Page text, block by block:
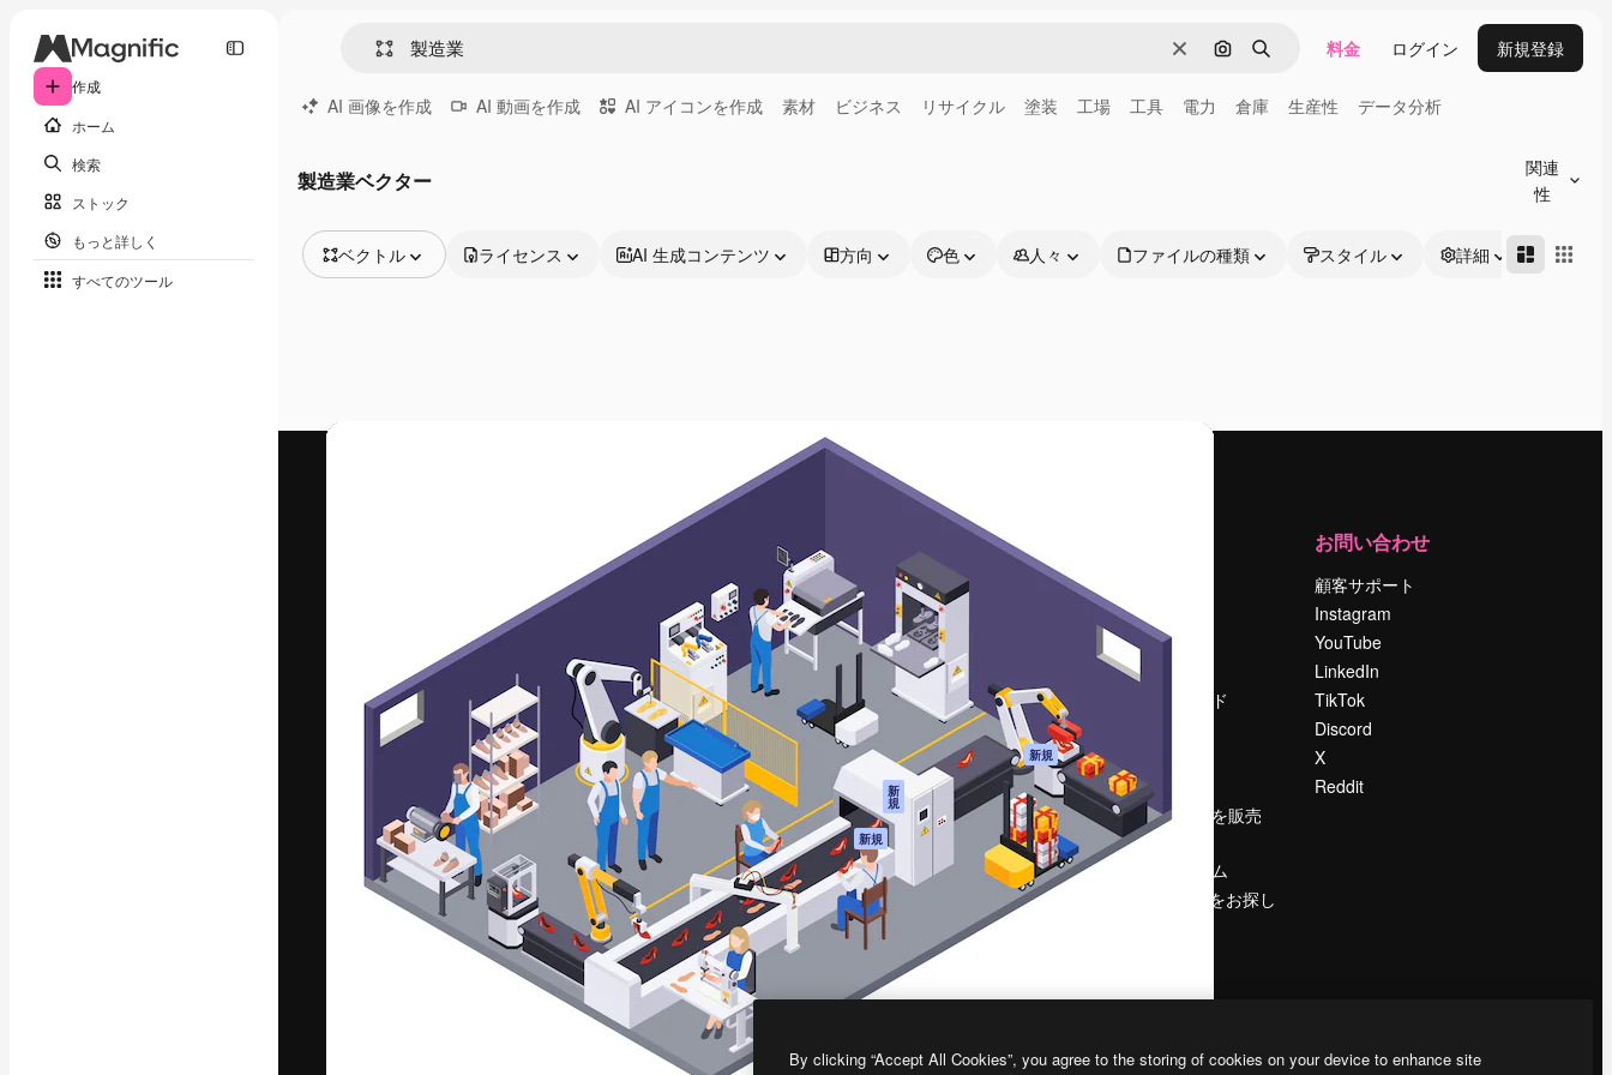
作成
ホーム
検索
ストック
もっと詳しく
すべてのツール
消去 画像で検索
検索 料金 ログイン 新規登録
AI 画像を作成 AI 動画を作成 AI アイコンを作成 素材 ビジネス リサイクル 塗装 工場 工具 電力 倉庫 生産性 データ分析
製造業ベクター
関連
性
ベクトル
動画
ライセンス AI 生成コンテンツ 方向 色 人々 ファイルの種類 スタイル 詳細
最高のクリエイティブ制作を導くためのプラ
ットフォーム。クリエイター、企業、代理
店、スタジオを含む100万人以上が利用して
います。
製品
Spaces
AI アシスタント
AI 画像生成ツール
AI 動画生成ツール
AI 音声合成ツール
ストックコンテン
Claude/ChatGPT
向けMCP
新
規
エージェント 新規
API
モバイルアプリ
すべてのMagnificツ
ール
はじめに
Academy
ドキュメント
サポート
利用規約
プライバシーポリ
シー
オリジナル 新規
クッキーポリシー
トラストセンター
アフィリエイト
法人向け
会社概要
Reviews
採用情報
検索トレンド
Slidesgo
コンテンツを販売
する
プレスルーム
magnific.aiをお探し
お問い合わせ
顧客サポート
Instagram
YouTube
LinkedIn
TikTok
Discord
X
Reddit
Freepik Company S.L.U. 無断複写・転載を禁じます
By clicking “Accept All Cookies”, you agree to the storing of cookies on your device to enhance site